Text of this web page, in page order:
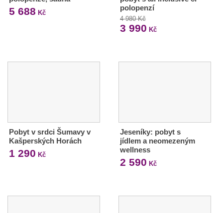
5 688 Kč
polopenzí
4 980 Kč
3 990 Kč
Pobyt v srdci Šumavy v
Kašperských Horách
1 290 Kč
Jeseníky: pobyt s
jídlem a neomezeným
wellness
2 590 Kč